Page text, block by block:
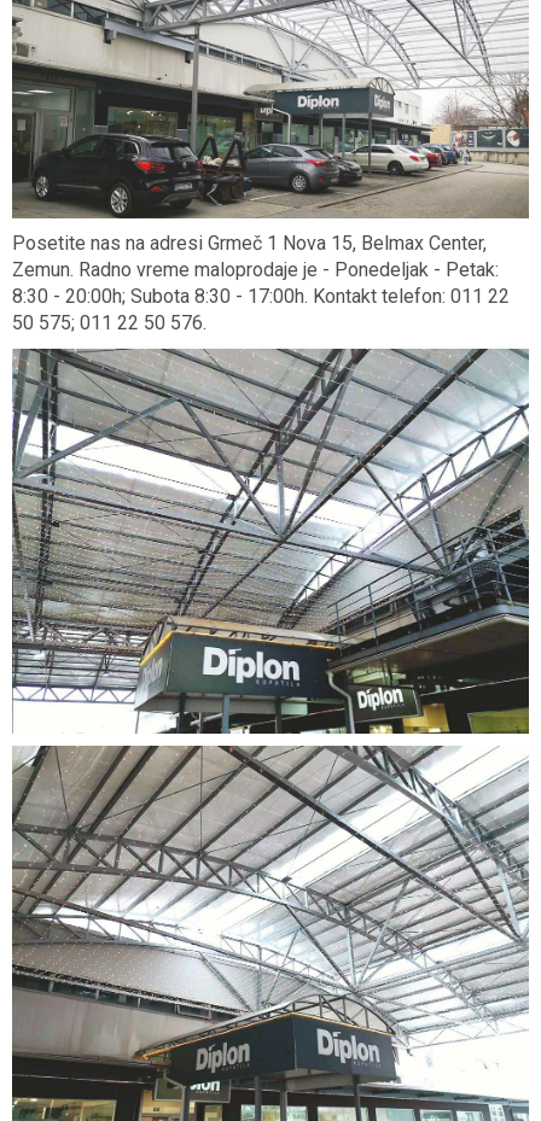
Posetite nas na adresi Grmeč 1 Nova 15, Belmax Center,
Zemun. Radno vreme maloprodaje je - Ponedeljak - Petak:
8:30 - 20:00h; Subota 8:30 - 17:00h. Kontakt telefon: 011 22
50 575; 011 22 50 576.